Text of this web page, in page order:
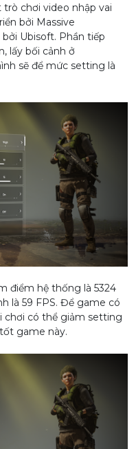
trò chơi video nhập vai
bởi Massive
Ubisoft. Phần tiếp
lấy bối cảnh ở
sẽ để mức setting là
điểm hệ thống là 5324
là 59 FPS. Để game có
chơi có thể giảm setting
game này.